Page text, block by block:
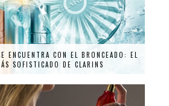
ENCUENTRA CON EL BRONCEADO: EL
SOFISTICADO DE CLARINS